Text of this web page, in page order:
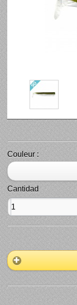
Couleur :
Cantidad